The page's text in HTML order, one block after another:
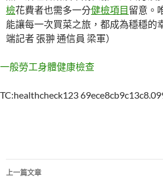
檢花費者也需多一分健檢項目留意。
能讓每一次買菜之旅，都成為穩穩的
端記者 張翀 通信員 梁軍）
一般勞工身體健康檢查
TC:healthcheck123
文
上一篇文章